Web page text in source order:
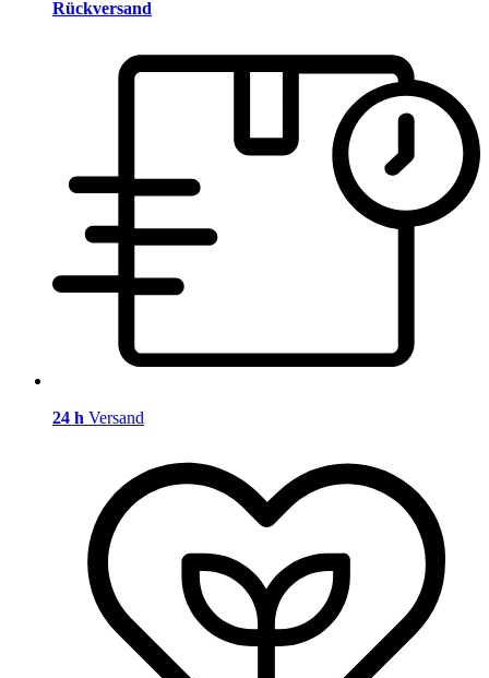
Rückversand
24 h Versand